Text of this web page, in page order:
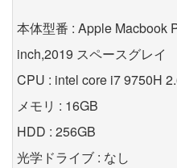
本体型番 : Apple Macbook
inch,2019 スペースグレイ
CPU : intel core i7 9750H
メモリ : 16GB
HDD : 256GB
光学ドライブ : なし